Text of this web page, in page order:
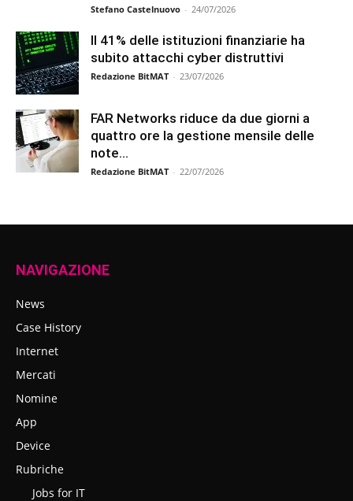
Stefano Castelnuovo - 24/07/2026
Il 41% delle istituzioni finanziarie ha
subito attacchi cyber distruttivi
Redazione BitMAT - 23/07/2026
FAR Networks riduce da due giorni a
quattro ore la gestione mensile delle
note...
Redazione BitMAT - 22/07/2026
NAVIGAZIONE
News
Case History
Internet
Mercati
Nomine
App
Device
Rubriche
Jobs for IT